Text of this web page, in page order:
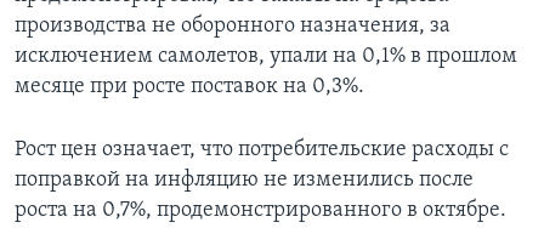
производства не оборонного назначения, за
исключением самолетов, упали на 0,1% в прошлом
месяце при росте поставок на 0,3%.
Рост цен означает, что потребительские расходы с
поправкой на инфляцию не изменились после
роста на 0,7%, продемонстрированного в октябре.